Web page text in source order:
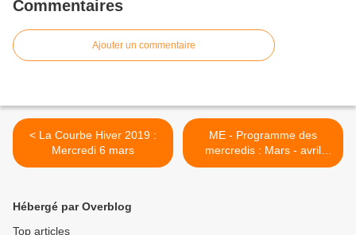
Commentaires
Ajouter un commentaire
< La Courbe Hiver 2019 :
Mercredi 6 mars
ME - Programme des
mercredis : Mars - avril
2019 >
Hébergé par Overblog
Top articles